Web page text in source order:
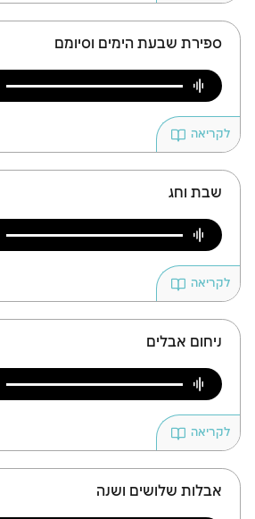
ספירת שבעת הימים וסיומם
לקריאה
שבת וחג
לקריאה
ניחום אבלים
לקריאה
אבלות שלושים ושנה